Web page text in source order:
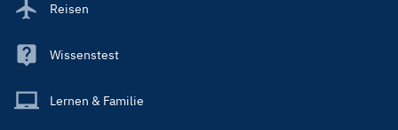
Reisen
Wissenstest
Lernen & Familie